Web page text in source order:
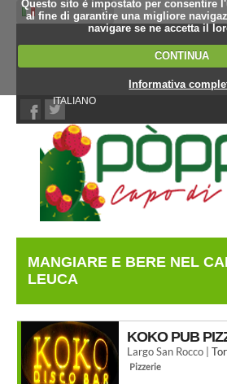
Questo sito è impostato per consentire
al fine di garantire una migliore
navigare se ne accetta il
CONTINUA
Informativa
ITALIANO
MANGIARE E BERE NEL
LEUCA
KOKO PUB
Largo San Rocco |
Pizzerie